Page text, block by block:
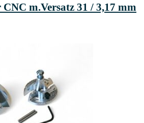
m.Versatz 31 / 3,17 mm